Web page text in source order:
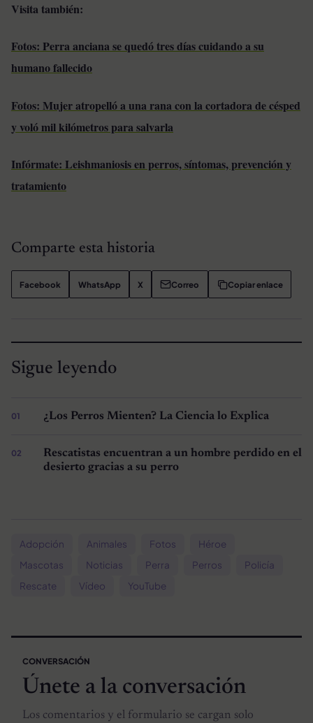
Visita también:
Fotos: Perra anciana se quedó tres días cuidando a su
humano fallecido
Fotos: Mujer atropelló a una rana con la cortadora de césped
y voló mil kilómetros para salvarla
Infórmate: Leishmaniosis en perros, síntomas, prevención y
tratamiento
Comparte esta historia
Facebook WhatsApp X Correo Copiar enlace
Sigue leyendo
¿Los Perros Mienten? La Ciencia lo Explica
Rescatistas encuentran a un hombre perdido en el
desierto gracias a su perro
Adopción Animales Fotos
Héroe
Mascotas
Noticias Perra Perros
Policía
Rescate
Vídeo YouTube
CONVERSACIÓN
Únete a la conversación
Los comentarios y el formulario se cargan solo